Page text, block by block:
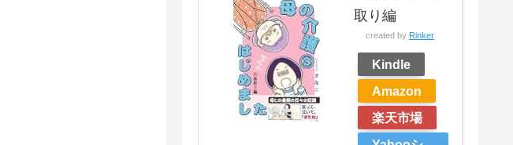
取り編
created by Rinker
Kindle
Amazon
楽天市場